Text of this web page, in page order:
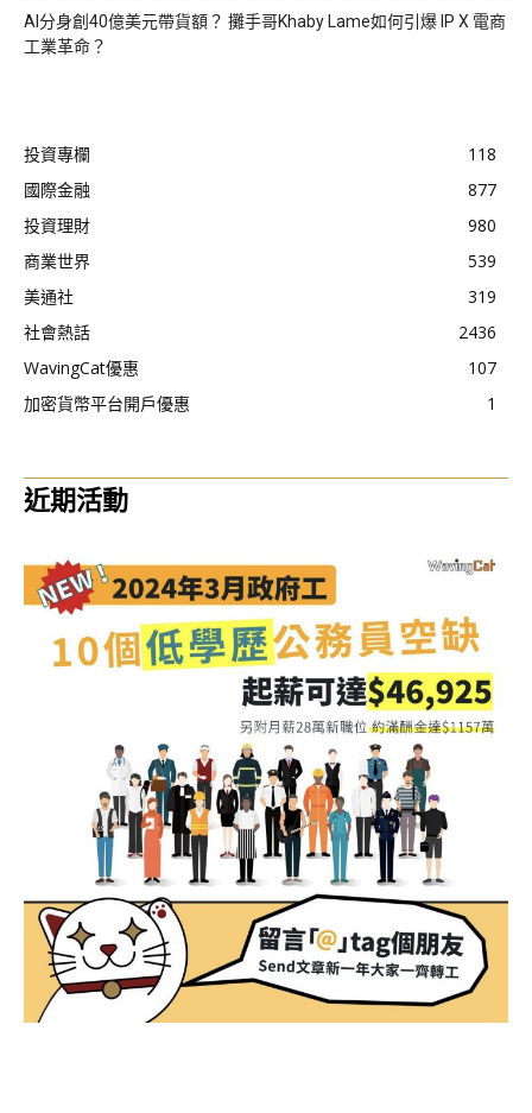
AI分身創40億美元帶貨額？ 攤手哥Khaby Lame如何引爆 IP X 電商
工業革命？
投資專欄
118
國際金融
877
投資理財
980
商業世界
539
美通社
319
社會熱話
2436
WavingCat優惠
107
加密貨幣平台開戶優惠
1
近期活動